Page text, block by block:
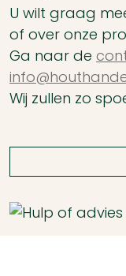
U wilt graag
of over onze
Ga naar de
Wij zullen zo